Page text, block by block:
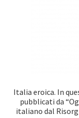
Italia eroica. In
pubblicati da
italiano dal